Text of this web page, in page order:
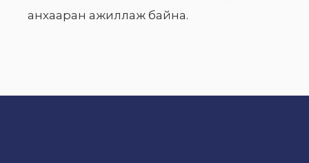
анхааран ажиллаж байна.